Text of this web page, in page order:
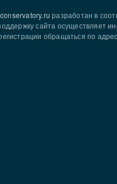
разработан в
сайта осуществляет
обращаться по